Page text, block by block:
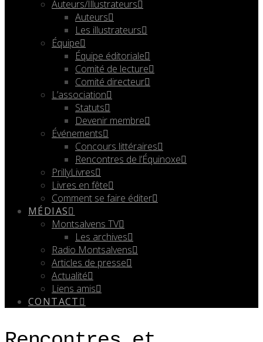
Auteurs/Illustrateurs
Auteurs
Les illustrateurs
Équipe
Équipe éditoriale
Comité de lecture
Comité directeur
L’association
Statuts
Devenir membre
Événements
Concours littéraires
Rencontres de l’Équinoxe
PrillyLivres
Livres en fête
Comment se faire éditer
MÉDIAS
Montsalvens TV
Les archives
Radio Montsalvens
Articles de presse
Actualité
Liens amis
CONTACT